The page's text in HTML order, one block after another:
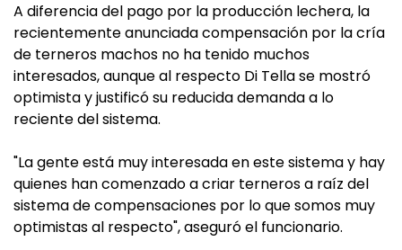
A diferencia del pago por la producción lechera, la
recientemente anunciada compensación por la cría
de terneros machos no ha tenido muchos
interesados, aunque al respecto Di Tella se mostró
optimista y justificó su reducida demanda a lo
reciente del sistema.
"La gente está muy interesada en este sistema y hay
quienes han comenzado a criar terneros a raíz del
sistema de compensaciones por lo que somos muy
optimistas al respecto", aseguró el funcionario.